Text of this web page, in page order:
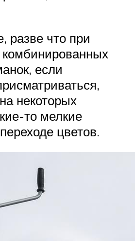
разве что при
комбинированных
если
некоторых
то мелкие
цветов.